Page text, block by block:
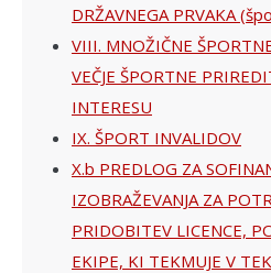
DRŽAVNEGA PRVAKA
VIII. MNOŽIČNE
VEČJE ŠPORTNE
INTERESU
IX. ŠPORT INVALIDOV
X.b PREDLOG ZA
IZOBRAŽEVANJA ZA
PRIDOBITEV LICENCE,
EKIPE, KI TEKMUJE V